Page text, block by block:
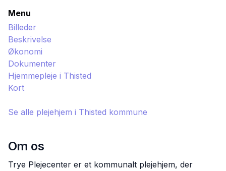
Menu
Billeder
Beskrivelse
Økonomi
Dokumenter
Hjemmepleje i Thisted
Kort
Se alle plejehjem i Thisted kommune
Om os
Trye Plejecenter er et kommunalt plejehjem, der